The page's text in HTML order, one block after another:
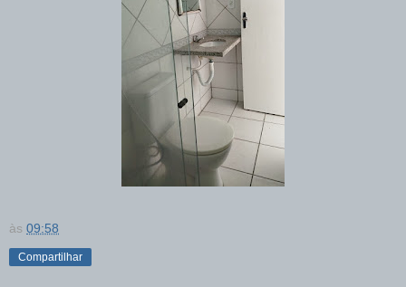
às 09:58
Compartilhar